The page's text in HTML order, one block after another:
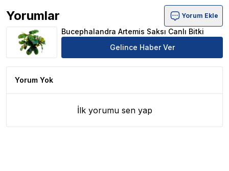
Yorumlar
Bucephalandra Artemis Saksı Canlı Bitki Ürün Yorumları
Yorum Ekle
Bucephalandra Artemis Saksı Canlı Bitki
Gelince Haber Ver
Yorum Yok
İlk yorumu sen yap